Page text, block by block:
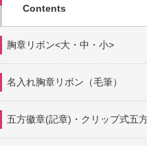
Contents
胸章リボン<大・中・小>
名入れ胸章リボン（毛筆）
五方徽章(記章)・ クリップ式五